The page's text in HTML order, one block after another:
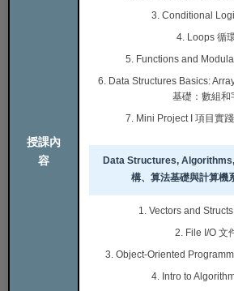
授課內
容
3. Conditional
4. Loops 循
5. Functions and
6. Data Structures Basics:
基礎：數組和
7. Mini Project I 項目實
Data Structures,
構、算法基礎與計算機
1. Vectors and
2. File I/O 文
3. Object-Oriented
4. Intro to